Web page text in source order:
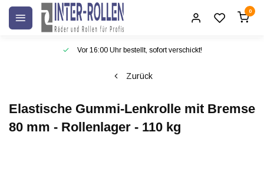
0
Vor 16:00 Uhr bestellt, sofort verschickt!
Zurück
Elastische Gummi-Lenkrolle mit Bremse
80 mm - Rollenlager - 110 kg